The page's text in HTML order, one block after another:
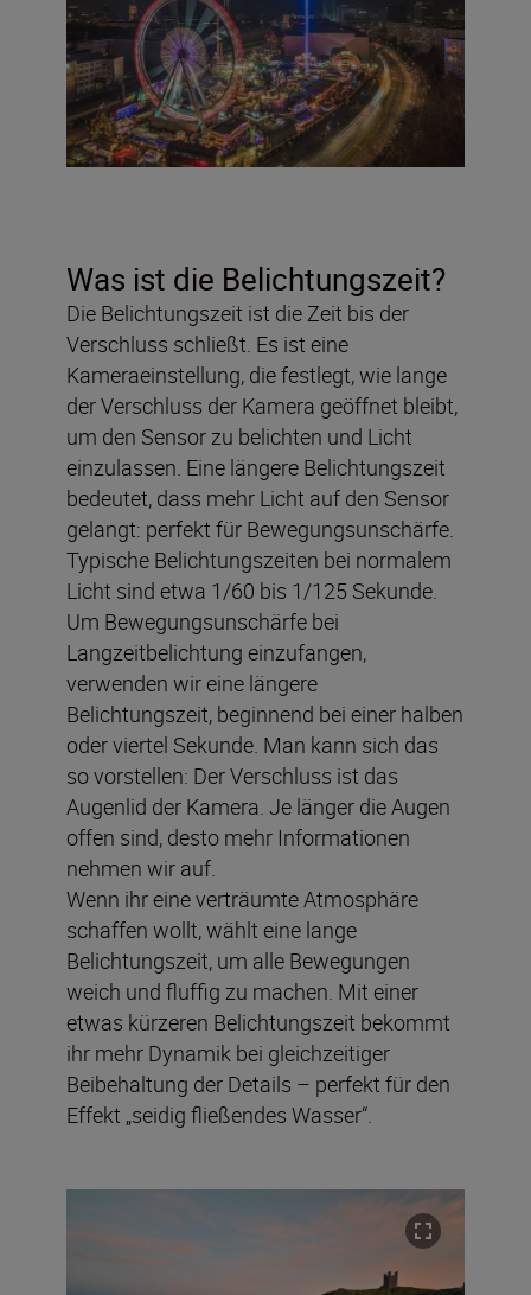
Was ist die Belichtungszeit?
Die Belichtungszeit ist die Zeit bis der
Verschluss schließt. Es ist eine
Kameraeinstellung, die festlegt, wie lange
der Verschluss der Kamera geöffnet bleibt,
um den Sensor zu belichten und Licht
einzulassen. Eine längere Belichtungszeit
bedeutet, dass mehr Licht auf den Sensor
gelangt: perfekt für Bewegungsunschärfe.
Typische Belichtungszeiten bei normalem
Licht sind etwa 1/60 bis 1/125 Sekunde.
Um Bewegungsunschärfe bei
Langzeitbelichtung einzufangen,
verwenden wir eine längere
Belichtungszeit, beginnend bei einer halben
oder viertel Sekunde. Man kann sich das
so vorstellen: Der Verschluss ist das
Augenlid der Kamera. Je länger die Augen
offen sind, desto mehr Informationen
nehmen wir auf.
Wenn ihr eine verträumte Atmosphäre
schaffen wollt, wählt eine lange
Belichtungszeit, um alle Bewegungen
weich und fluffig zu machen. Mit einer
etwas kürzeren Belichtungszeit bekommt
ihr mehr Dynamik bei gleichzeitiger
Beibehaltung der Details – perfekt für den
Effekt „seidig fließendes Wasser“.